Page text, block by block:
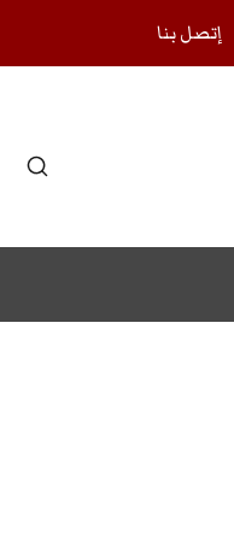
إتصل بنا